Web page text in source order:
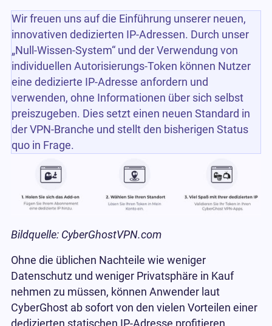
Wir freuen uns auf die Einführung unserer neuen,
innovativen dedizierten IP-Adressen. Durch unser
„Null-Wissen-System“ und der Verwendung von
individuellen Autorisierungs-Token können Nutzer
eine dedizierte IP-Adresse anfordern und
verwenden, ohne Informationen über sich selbst
preiszugeben. Dies setzt einen neuen Standard in
der VPN-Branche und stellt den bisherigen Status
quo in Frage.
Bildquelle: CyberGhostVPN.com
Ohne die üblichen Nachteile wie weniger
Datenschutz und weniger Privatsphäre in Kauf
nehmen zu müssen, können Anwender laut
CyberGhost ab sofort von den vielen Vorteilen einer